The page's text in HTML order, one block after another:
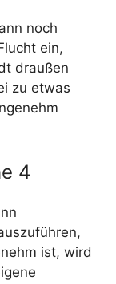
noch
ein,
draußen
zu etwas
4
ist, wird